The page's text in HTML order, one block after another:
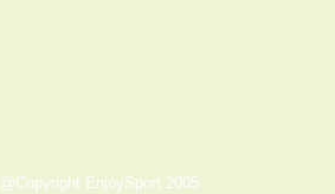
@Copyright EnjoySport 2005